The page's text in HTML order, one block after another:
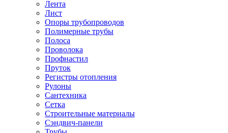
Лента
Лист
Опоры трубопроводов
Полимерные трубы
Полоса
Проволока
Профнастил
Пруток
Регистры отопления
Рулоны
Сантехника
Сетка
Строительные материалы
Сэндвич-панели